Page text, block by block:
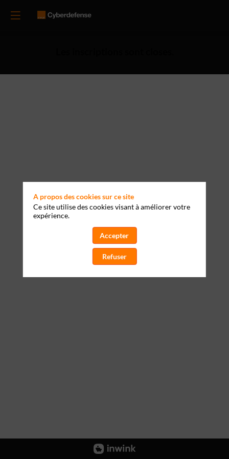
A propos des cookies sur ce site
Ce site utilise des cookies visant à améliorer votre
expérience.
Accepter
Refuser